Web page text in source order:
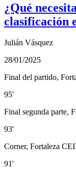
¿Qué
clasificación
Julián Vásquez
28/01/2025
Final del partido,
95'
Final segunda parte,
93'
Corner, Fortaleza
91'